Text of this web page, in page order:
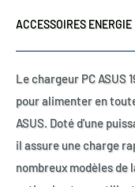
ACCESSOIRES ENERGIE
Le chargeur PC ASUS
pour alimenter en
ASUS. Doté d'une
il assure une charge
nombreux modèles